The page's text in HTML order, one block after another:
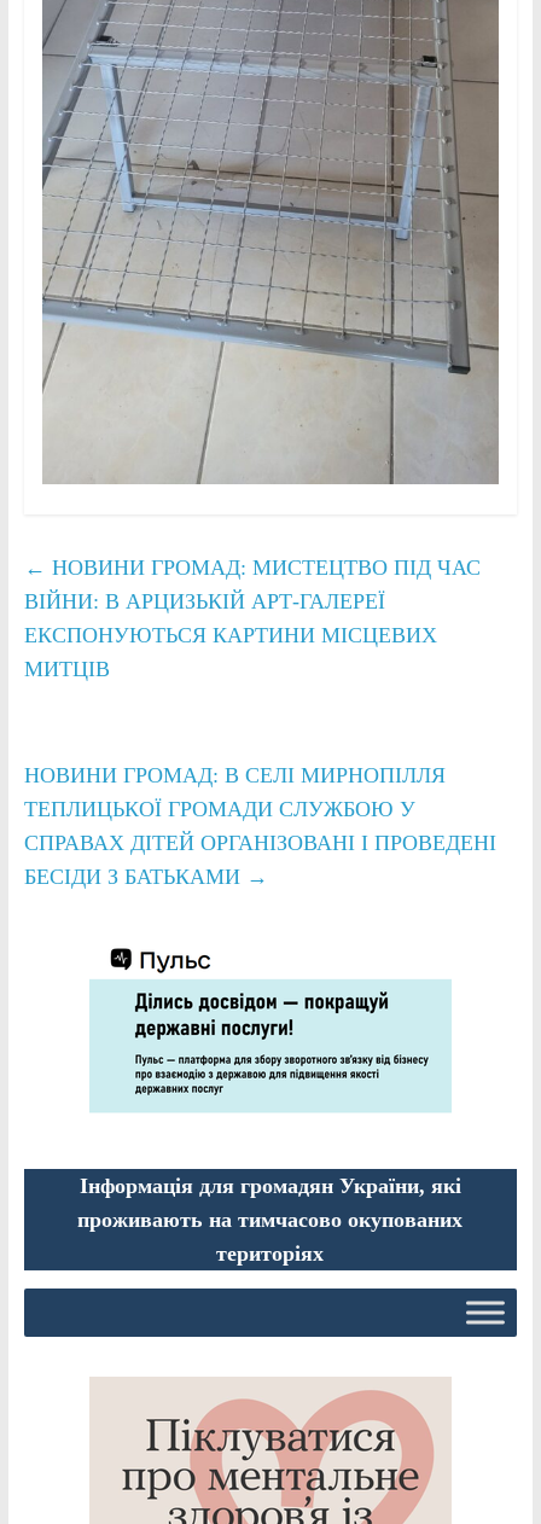
← НОВИНИ ГРОМАД: МИСТЕЦТВО ПІД ЧАС
ВІЙНИ: В АРЦИЗЬКІЙ АРТ-ГАЛЕРЕЇ
ЕКСПОНУЮТЬСЯ КАРТИНИ МІСЦЕВИХ
МИТЦІВ
НОВИНИ ГРОМАД: В СЕЛІ МИРНОПІЛЛЯ
ТЕПЛИЦЬКОЇ ГРОМАДИ СЛУЖБОЮ У
СПРАВАХ ДІТЕЙ ОРГАНІЗОВАНІ І ПРОВЕДЕНІ
БЕСІДИ З БАТЬКАМИ →
Інформація для громадян України, які
проживають на тимчасово окупованих
територіях